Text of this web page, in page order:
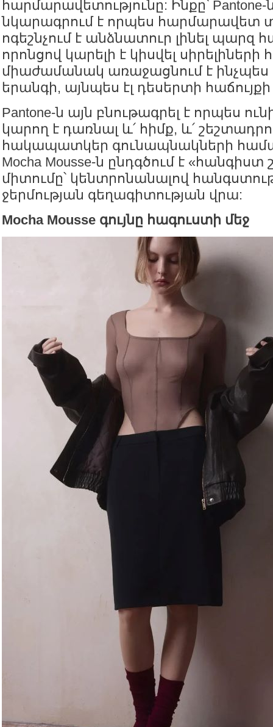
հարմարավետությունը: Ինքը՝ Pantone-
նկարագրում է որպես հարմարավետ
ոգեշնչում է անձնատուր լինել պարզ
որոնցով կարելի է կիսվել սիրելիների
միաժամանակ առաջացնում է ինչպես
երանգի, այնպես էլ դեսերտի հաճույքի
Pantone-ն այն բնութագրել է որպես
կարող է դառնալ և՛ հիմք, և՛
հակապատկեր գունապնակների
Mocha Mousse-ն ընդգծում է «հանգիստ
միտումը՝ կենտրոնանալով
ջերմության գեղագիտության վրա:
Mocha Mousse գույնը հագուստի մեջ